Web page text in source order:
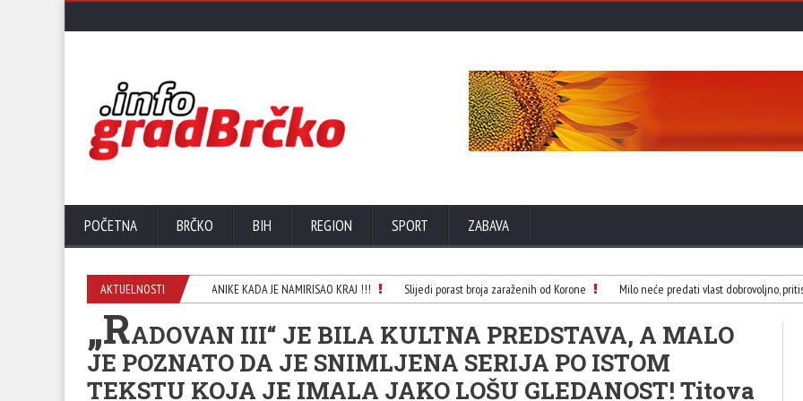
POČETNA BRČKO BIH REGION SPORT ZABAVA
AKTUELNOSTI
I MILO JE HAPSIO POSLANIKE KADA JE NAMIRISAO KRAJ !!! Slijedi porast broja zaraženih od Korone Milo neće predati vlast dobrovoljno,
„RADOVAN III“ JE BILA KULTNA PREDSTAVA, A MALO
JE POZNATO DA JE SNIMLJENA SERIJA PO ISTOM
TEKSTU KOJA JE IMALA JAKO LOŠU GLEDANOST! Titova